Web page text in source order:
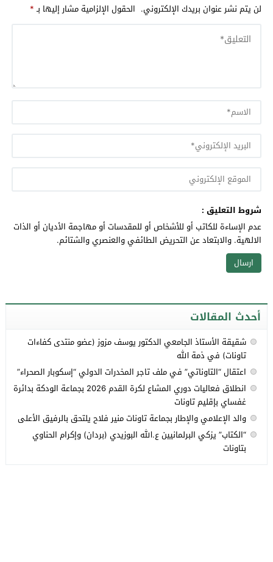
لن يتم نشر عنوان بريدك الإلكتروني. الحقول الإلزامية مشار إليها بـ*
شروط التعليق :
عدم الإساءة للكاتب أو للأشخاص أو للمقدسات أو مهاجمة الأديان أو الذات
الالهية. والابتعاد عن التحريض الطائفي والعنصري والشتائم.
أحدث المقالات
شقيقة الأستاذ الجامعي الدكتور يوسف مزوز (عضو منتدى كفاءات
تاونات) في ذمة الله
اعتقال “التاوناتي” في ملف تاجر المخدرات الدولي “إسكوبار الصحراء”
انطلاق فعاليات دوري المشاع لكرة القدم 2026 بجماعة الودكة بدائرة
غفساي بإقليم تاونات
والد الإعلامي والإطار بجماعة تاونات منير فلاح يلتحق بالرفيق الأعلى
“الكتاب” يزكي البرلمانيين ع.الله البوزيدي (بردان) وإكرام الحناوي
بتاونات